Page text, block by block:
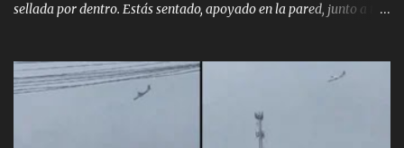
sellada por dentro. Estás sentado, apoyado en la pared, junto a tu
una historia de monstruos de película. Esta es la historia real de
Sarah y Andrew. Es la historia de cómo un viaje de tres días al
desierto se convirtió en un misterio de ocho años, cuya respuesta
resultó ser más aterradora de lo que nadie podría haber